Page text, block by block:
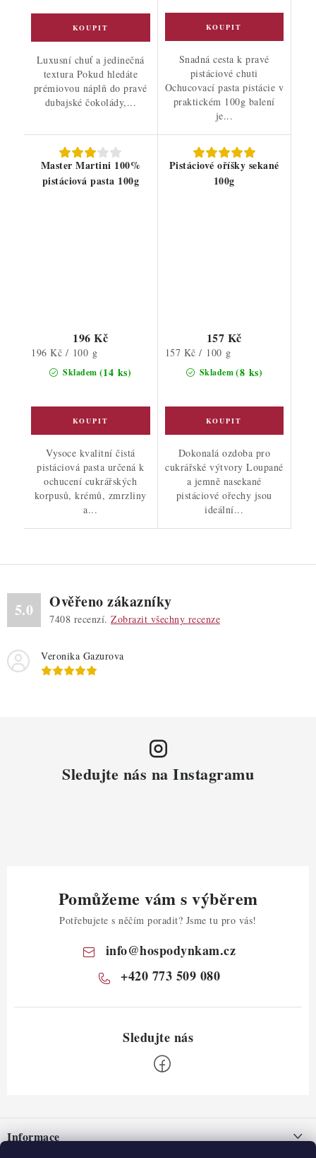
Luxusní chuť a jedinečná
textura Pokud hledáte
prémiovou náplň do pravé
dubajské čokolády,...
Snadná cesta k pravé
pistáciové chuti
Ochucovací pasta pistácie v
praktickém 100g balení
je...
Master Martini 100%
pistáciová pasta 100g
Skladem (14 ks)
196 Kč
Měrná
cena:
196 Kč / 100 g
Vysoce kvalitní čistá
pistáciová pasta určená k
ochucení cukrářských
korpusů, krémů, zmrzliny
a...
Pistáciové oříšky sekané
100g
Skladem(8 ks)
157 Kč
Měrná
157 Kč / 100 g
Dokonalá ozdoba pro
cukrářské výtvory Loupané
a jemně nasekané
pistáciové ořechy jsou
ideální...
5.0 Ověřeno zákazníky
7408 recenzí. Zobrazit všechny recenze
Veronika Gazurova
Sledujte nás na Instagramu
Pomůžeme vám s výběrem
Potřebujete s něčím poradit? Jsme tu pro vás!
info@hospodynkam.cz
+420 773 509 080
pInformace